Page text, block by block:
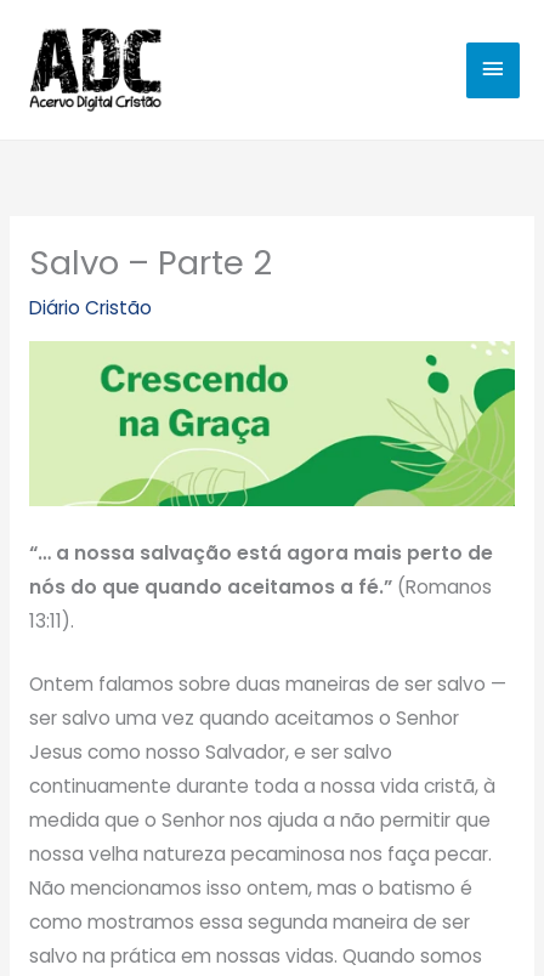
para
conteúdo
Salvo – Parte 2
Diário Cristão
“… a nossa salvação está agora mais perto de
nós do que quando aceitamos a fé.”(Romanos
13:11).
Ontem falamos sobre duas maneiras de ser salvo —
ser salvo uma vez quando aceitamos o Senhor
Jesus como nosso Salvador, e ser salvo
continuamente durante toda a nossa vida cristã, à
medida que o Senhor nos ajuda a não permitir que
nossa velha natureza pecaminosa nos faça pecar.
Não mencionamos isso ontem, mas o batismo é
como mostramos essa segunda maneira de ser
salvo na prática em nossas vidas. Quando somos